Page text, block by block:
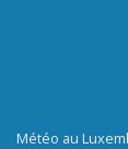
Météo au